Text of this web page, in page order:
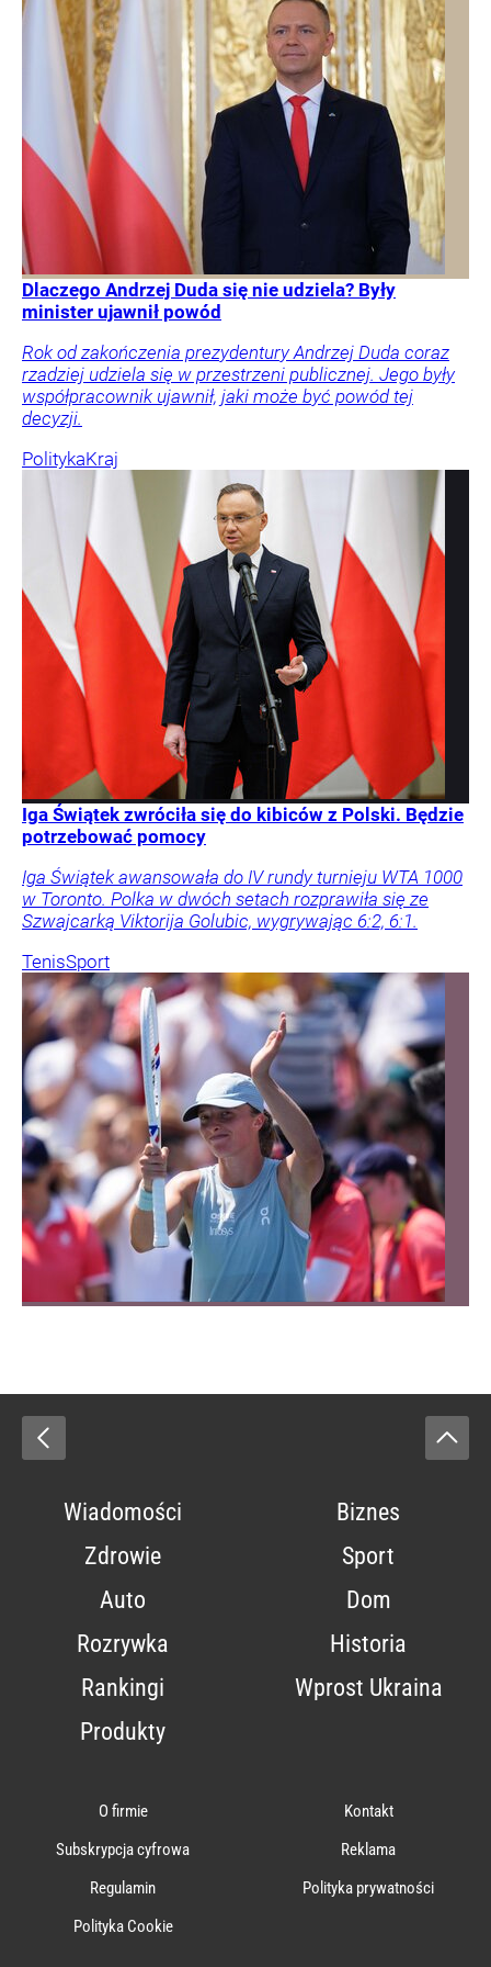
Dlaczego Andrzej Duda się nie udziela? Były
minister ujawnił powód
Rok od zakończenia prezydentury Andrzej Duda coraz
rzadziej udziela się w przestrzeni publicznej. Jego były
współpracownik ujawnił, jaki może być powód tej
decyzji.
PolitykaKraj
Iga Świątek zwróciła się do kibiców z Polski. Będzie
potrzebować pomocy
Iga Świątek awansowała do IV rundy turnieju WTA 1000
w Toronto. Polka w dwóch setach rozprawiła się ze
Szwajcarką Viktorija Golubic, wygrywając 6:2, 6:1.
TenisSport
Wiadomości
Biznes
Zdrowie
Sport
Auto
Dom
Rozrywka
Historia
Rankingi
Wprost Ukraina
Produkty
O firmie
Kontakt
Subskrypcja cyfrowa
Reklama
Regulamin
Polityka prywatności
Polityka Cookie